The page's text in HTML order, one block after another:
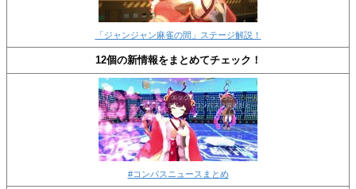
「ジャンジャン麻雀の間」ステージ解説！
12個の新情報をまとめてチェック！
#コンパスニュースまとめ